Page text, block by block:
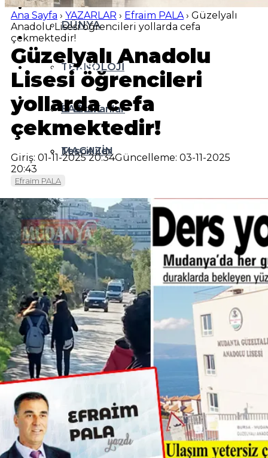
DÜNYA
TEKNOLOJİ
SAĞLIK
MAGAZİN
EĞİTİM
SPOR
YAZI DİZİSİ
İz Bırakanlar
Tescilliler
YAZARLAR
Ana Sayfa › YAZARLAR › Efraim PALA› Güzelyalı
Anadolu Lisesi öğrencileri yollarda cefa
çekmektedir!
Güzelyalı Anadolu
Lisesi öğrencileri
yollarda cefa
çekmektedir!
Giriş: 01-11-2025 20:34Güncelleme: 03-11-2025
20:43
Efraim PALA